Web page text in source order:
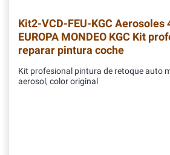
Kit2-VCD-FEU-KGC Aerosoles
EUROPA MONDEO KGC Kit
reparar pintura coche
Kit profesional pintura de retoque auto
aerosol, color original